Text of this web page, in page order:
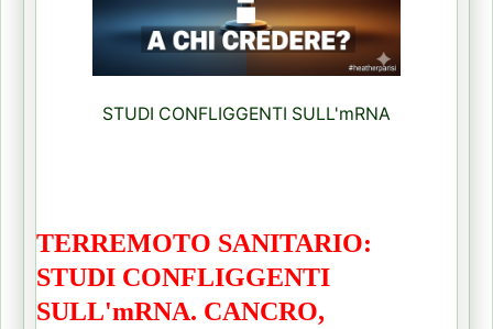
STUDI CONFLIGGENTI SULL'mRNA
TERREMOTO SANITARIO:
STUDI CONFLIGGENTI
SULL'mRNA. CANCRO,